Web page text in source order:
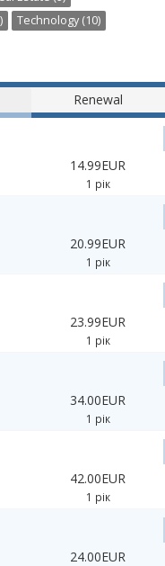
Technology (10)
Renewal
14.99EUR
1 рік
20.99EUR
1 рік
23.99EUR
1 рік
34.00EUR
1 рік
42.00EUR
1 рік
24.00EUR